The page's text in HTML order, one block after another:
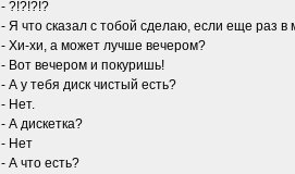
- ?!?!?!?
- Я что сказал с тобой сделаю, если еще раз в
- Хи-хи, а может лучше вечером?
- Вот вечером и покуришь!
- А у тебя диск чистый есть?
- Нет.
- А дискетка?
- Нет
- А что есть?